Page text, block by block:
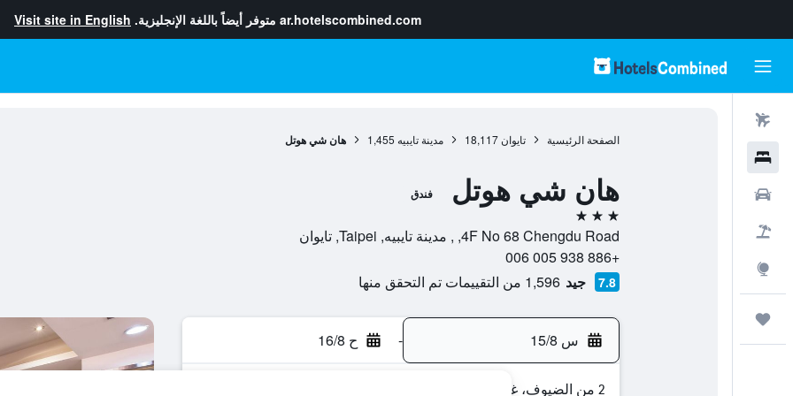
ar.hotelscombined.com متوفر أيضاً باللغة الإنجليزية. Visit site in English
الصفحة الرئيسية تايوان 18,117 مدينة تايبيه 1,455 هان شي هوتل
هان شي هوتل فندق
3 نجوم
4F No 68 Chengdu Road, , مدينة تايبيه, Taipei, تايوان
+886 938 005 006
7.8 جيد 1,596 من التقييمات تم التحقق منها
س 15/8 - ح 16/8
2 من الضيوف، غرفة واحدة